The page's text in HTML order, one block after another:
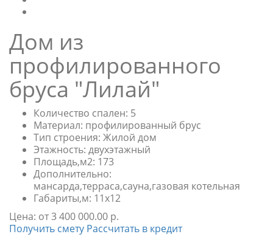
Дом из
профилированного
бруса "Лилай"
Количество спален: 5
Материал: профилированный брус
Тип строения: Жилой дом
Этажность: двухэтажный
Площадь,м2: 173
Дополнительно:
мансарда,терраса,сауна,газовая котельная
Габариты,м: 11х12
Цена: от 3 400 000.00 р.
Получить смету Рассчитать в кредит